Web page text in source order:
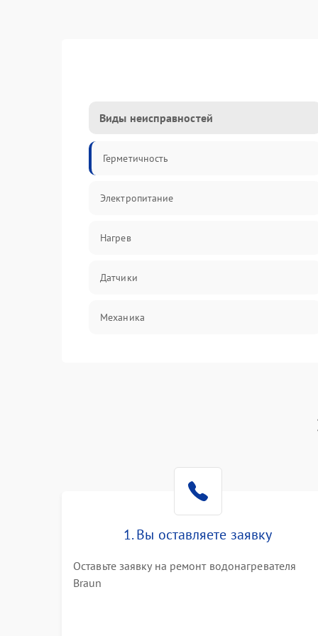
Виды неисправностей
Герметичность
Электропитание
Нагрев
Датчики
Механика
1. Вы оставляете заявку
Оставьте заявку на ремонт водонагревателя
Braun